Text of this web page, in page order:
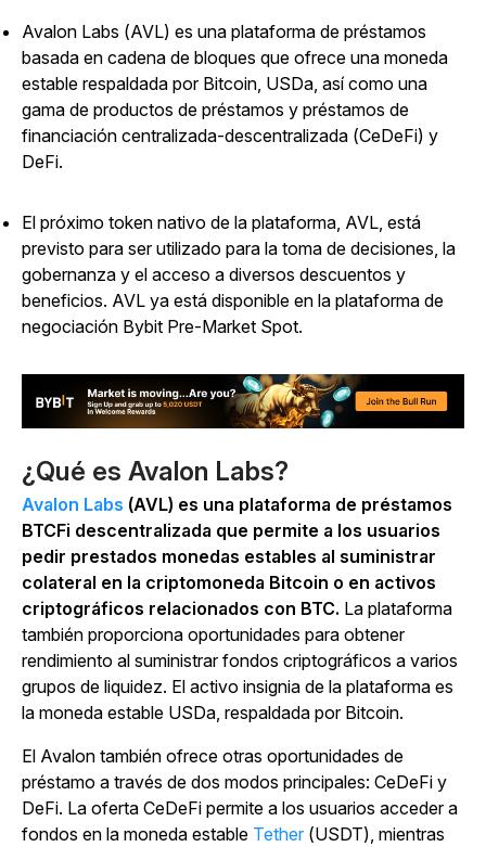
Avalon Labs (AVL) es una plataforma de préstamos
basada en cadena de bloques que ofrece una moneda
estable respaldada por Bitcoin, USDa, así como una
gama de productos de préstamos y préstamos de
financiación centralizada-descentralizada (CeDeFi) y
DeFi.
El próximo token nativo de la plataforma, AVL, está
previsto para ser utilizado para la toma de decisiones, la
gobernanza y el acceso a diversos descuentos y
beneficios. AVL ya está disponible en la plataforma de
negociación Bybit Pre-Market Spot.
¿Qué es Avalon Labs?
Avalon Labs (AVL) es una plataforma de préstamos
BTCFi descentralizada que permite a los usuarios
pedir prestados monedas estables al suministrar
colateral en la criptomoneda Bitcoin o en activos
criptográficos relacionados con BTC. La plataforma
también proporciona oportunidades para obtener
rendimiento al suministrar fondos criptográficos a varios
grupos de liquidez. El activo insignia de la plataforma es
la moneda estable USDa, respaldada por Bitcoin.
El Avalon también ofrece otras oportunidades de
préstamo a través de dos modos principales: CeDeFi y
DeFi. La oferta CeDeFi permite a los usuarios acceder a
fondos en la moneda estable Tether (USDT), mientras